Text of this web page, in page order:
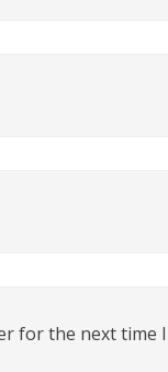
for the next time